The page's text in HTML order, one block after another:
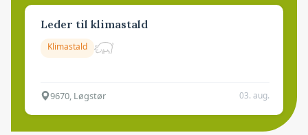
Leder til klimastald
Klimastald
9670, Løgstør 03. aug.